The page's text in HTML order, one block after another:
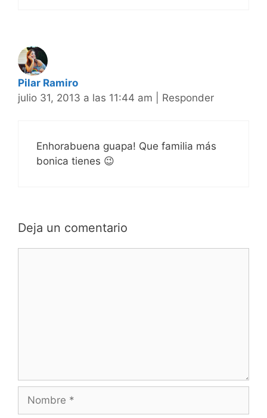
Pilar Ramiro
julio 31, 2013 a las 11:44 am
Responder
Enhorabuena guapa! Que familia más
bonica tienes 😉
Deja un comentario